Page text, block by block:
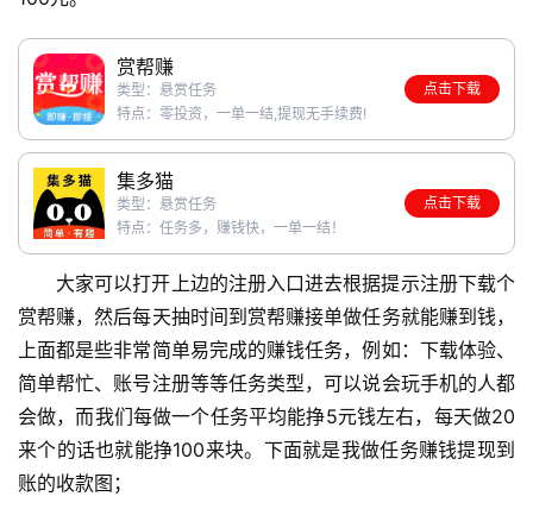
首
页
挖
赚
简
评
登录 注册
赏帮赚
类型：悬赏任务
特点：零投资，一单一结,提现无手续费!
点击下载
集多猫
类型：悬赏任务
特点：任务多，赚钱快，一单一结！
点击下载
大家可以打开上边的注册入口进去根据提示注册下载个
赏帮赚，然后每天抽时间到赏帮赚接单做任务就能赚到钱，
上面都是些非常简单易完成的赚钱任务，例如：下载体验、
简单帮忙、账号注册等等任务类型，可以说会玩手机的人都
会做，而我们每做一个任务平均能挣5元钱左右，每天做20
来个的话也就能挣100来块。下面就是我做任务赚钱提现到
账的收款图；